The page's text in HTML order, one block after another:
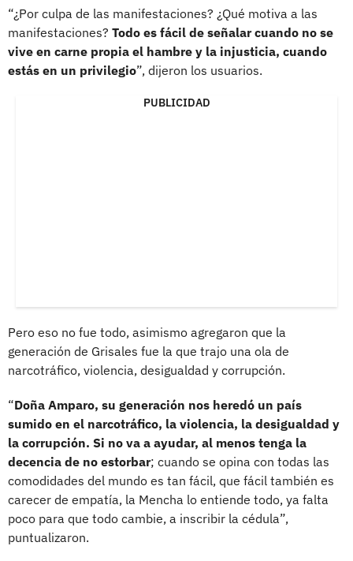
“¿Por culpa de las manifestaciones? ¿Qué motiva a las
manifestaciones? Todo es fácil de señalar cuando no se
vive en carne propia el hambre y la injusticia, cuando
estás en un privilegio”, dijeron los usuarios.
PUBLICIDAD
Pero eso no fue todo, asimismo agregaron que la
generación de Grisales fue la que trajo una ola de
narcotráfico, violencia, desigualdad y corrupción.
“Doña Amparo, su generación nos heredó un país
sumido en el narcotráfico, la violencia, la desigualdad y
la corrupción. Si no va a ayudar, al menos tenga la
decencia de no estorbar; cuando se opina con todas las
comodidades del mundo es tan fácil, que fácil también es
carecer de empatía, la Mencha lo entiende todo, ya falta
poco para que todo cambie, a inscribir la cédula”,
puntualizaron.